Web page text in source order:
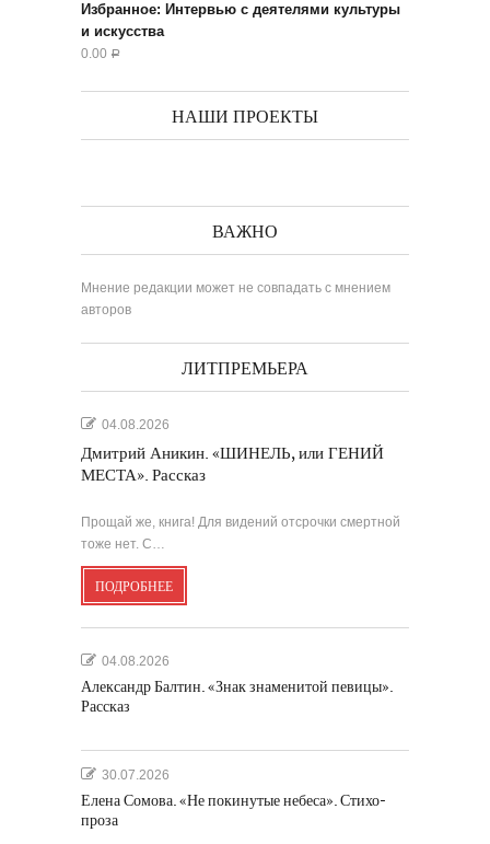
Избранное: Интервью с деятелями культуры
и искусства
0.00 Р
НАШИ ПРОЕКТЫ
ВАЖНО
Мнение редакции может не совпадать с мнением
авторов
ЛИТПРЕМЬЕРА
04.08.2026
Дмитрий Аникин. «ШИНЕЛЬ, или ГЕНИЙ
МЕСТА». Рассказ
Прощай же, книга! Для видений отсрочки смертной
тоже нет. С…
ПОДРОБНЕЕ
04.08.2026
Александр Балтин. «Знак знаменитой певицы».
Рассказ
30.07.2026
Елена Сомова. «Не покинутые небеса». Стихо-
проза